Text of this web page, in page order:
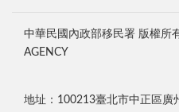
中華民國內政部移民署 版權所
AGENCY
地址：100213臺北市中正區廣